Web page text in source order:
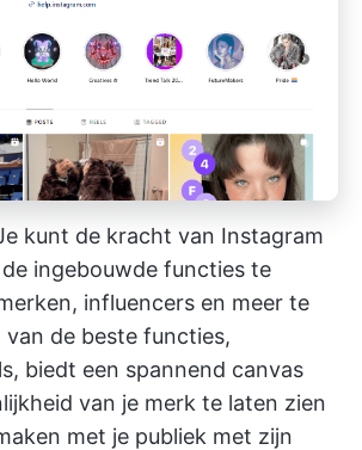
kunt de kracht van Instagram
ingebouwde functies te
influencers en meer te
de beste functies,
biedt een spannend canvas
van je merk te laten zien
met je publiek met zijn